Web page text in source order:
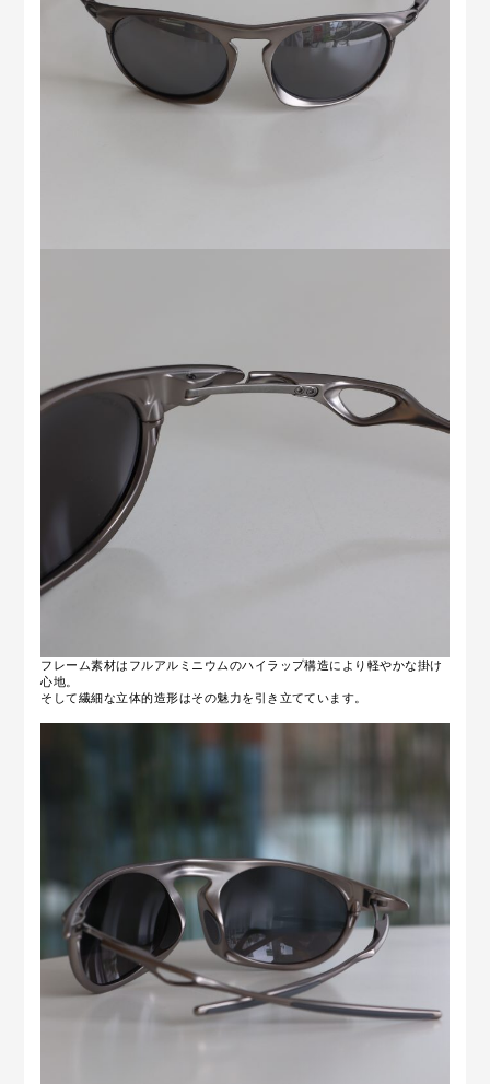
フレーム素材はフルアルミニウムのハイラップ構造により軽やかな掛け
心地。
そして繊細な立体的造形はその魅力を引き立てています。